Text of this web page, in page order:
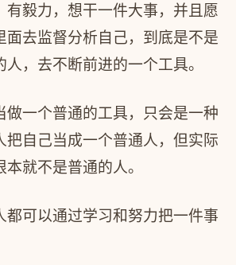
有毅力，想干一件大事，并且愿
面去监督分析自己，到底是不是
人，去不断前进的一个工具。
做一个普通的工具，只会是一种
把自己当成一个普通人，但实际
就不是普通的人。
都可以通过学习和努力把一件事